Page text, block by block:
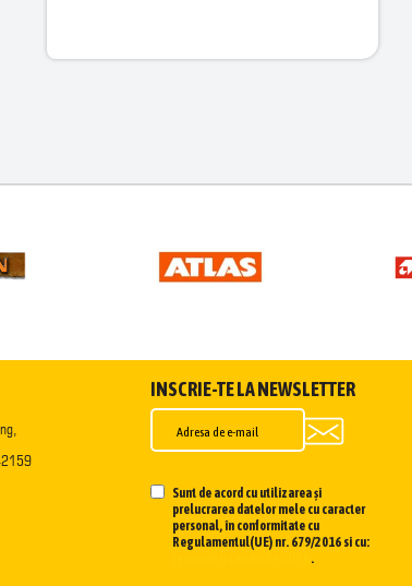
INSCRIE-TE LA NEWSLETTER
Sunt de acord cu utilizarea și
prelucrarea datelor mele cu caracter
personal, în conformitate cu
Regulamentul(UE) nr. 679/2016 si cu:
.